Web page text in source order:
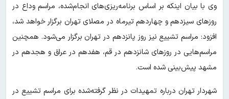
وی با بیان اینکه بر اساس برنامه‌ریزی‌های انجام‌شده، مراسم وداع در
روزهای سیزدهم و چهاردهم تیرماه در مصلای تهران برگزار خواهد شد،
افزود: مراسم تشییع نیز روز پانزدهم در تهران برگزار می‌شود. همچنین
مراسم‌هایی در روزهای شانزدهم در قم، هفدهم در عراق و هجدهم در
مشهد پیش‌بینی شده است.
شهردار تهران درباره تمهیدات در نظر گرفته‌شده برای مراسم تشییع در